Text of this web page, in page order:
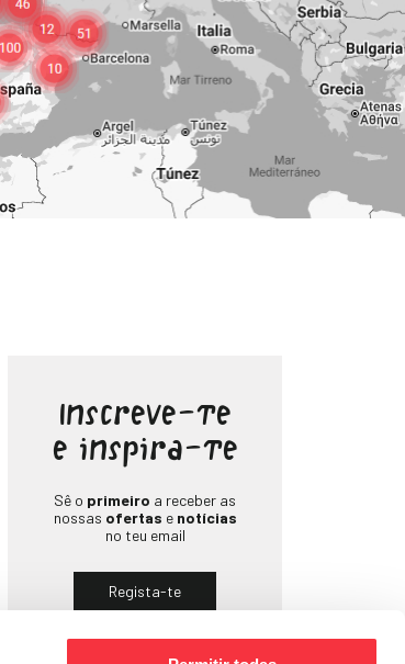
Inscreve-te
e inspira-te
Sê o primeiro a receber as
nossas ofertas e notícias
no teu email
Regista-te